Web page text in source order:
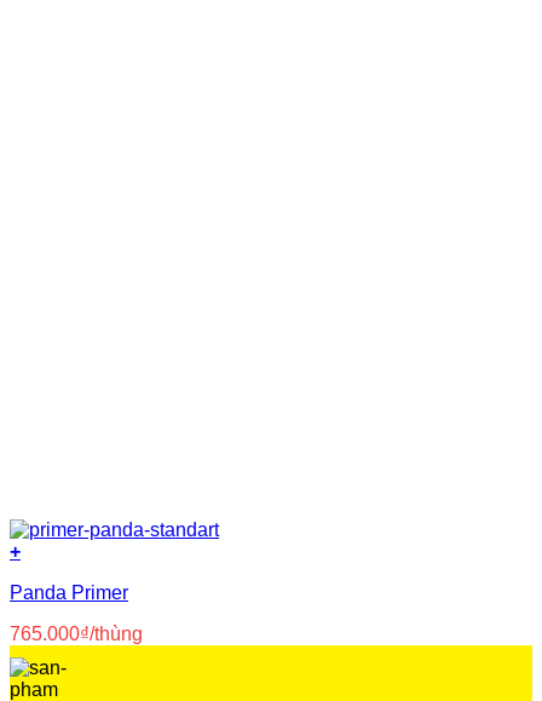
+
Panda Primer
765.000₫/thùng